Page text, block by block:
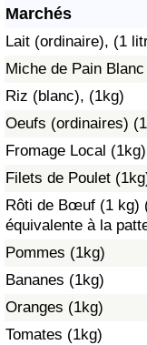
Marchés
Lait (ordinaire), (1
Miche de Pain
Riz (blanc), (1kg)
Oeufs (ordinaires)
Fromage Local (1kg)
Filets de Poulet
Rôti de Bœuf (1 kg)
équivalente à la
Pommes (1kg)
Bananes (1kg)
Oranges (1kg)
Tomates (1kg)
Soins de santé
Indice des soins
Indice des soins de
Indice des soins
Pollution
Indice de pollution